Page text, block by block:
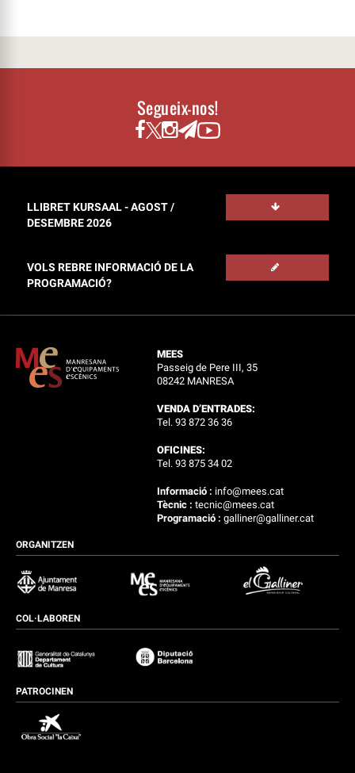
Segueix-nos!
LLIBRET KURSAAL - AGOST /
DESEMBRE 2026
VOLS REBRE INFORMACIÓ DE LA
PROGRAMACIÓ?
MEES
Passeig de Pere III, 35
08242 MANRESA
VENDA D’ENTRADES:
Tel. 93 872 36 36
OFICINES:
Tel. 93 875 34 02
Informació : info@mees.cat
Tècnic :tecnic@mees.cat
Programació :galliner@galliner.cat
ORGANITZEN
COL·LABOREN
PATROCINEN